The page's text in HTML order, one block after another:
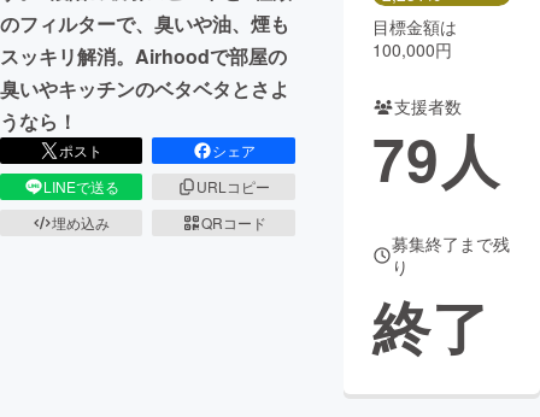
CAMPFIREふるさと納税machi-ya コミュニティ
のフィルターで、臭いや油、煙も
スッキリ解消。Airhoodで部屋の
臭いやキッチンのベタベタとさよ
うなら！
ポスト
シェア
LINEで送る
URLコピー
埋め込み
QRコード
目標金額は
100,000円
支援者数
79人
募集終了まで残
り
終了